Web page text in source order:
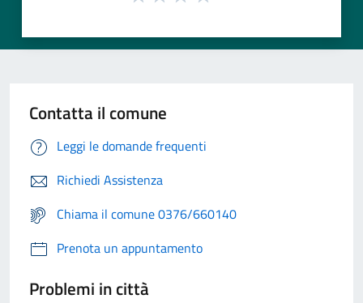
Contatta il comune
Leggi le domande frequenti
Richiedi Assistenza
Chiama il comune 0376/660140
Prenota un appuntamento
Problemi in città